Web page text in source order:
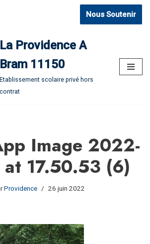
Nous Soutenir
La Providence A
Bram 11150
Etablissement scolaire privé hors
contrat
Image 2022-
17.50.53 (6)
Providence 26 juin 2022